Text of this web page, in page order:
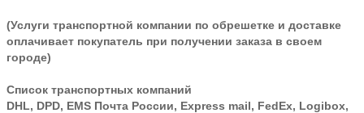
(Услуги транспортной компании по обрешетке и доставке
оплачивает покупатель при получении заказа в своем
городе)
Список транспортных компаний
DHL, DPD, EMS Почта России, Express mail, FedEx, Logibox,